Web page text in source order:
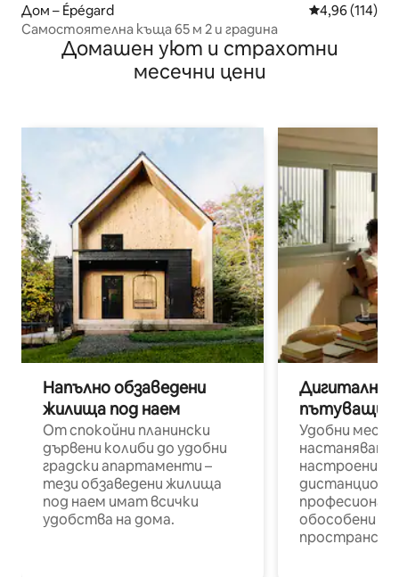
Дом – Épégard Средна
4,96 (114)
Самостоятелна къща 65 м 2 и градина
Домашен уют и страхотни
месечни цени
Напълно обзаведени
жилища под наем
От спокойни планински
дървени колиби до удобни
градски апартаменти –
тези обзаведени жилища
под наем имат всички
удобства на дома.
Дигитални
пътуващи
Удобни
настаняване
настроени и
обособени